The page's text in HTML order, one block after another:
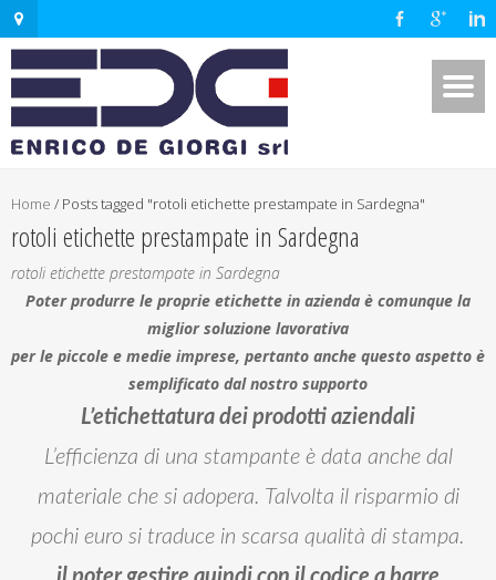
Home / Posts tagged "rotoli etichette prestampate in Sardegna"
rotoli etichette prestampate in Sardegna
rotoli etichette prestampate in Sardegna
Poter produrre le proprie etichette in azienda è comunque la
miglior soluzione lavorativa
per le piccole e medie imprese, pertanto anche questo aspetto è
semplificato dal nostro supporto
L’etichettatura dei prodotti aziendali
L’efficienza di una stampante è data anche dal
materiale che si adopera. Talvolta il risparmio di
pochi euro si traduce in scarsa qualità di stampa.